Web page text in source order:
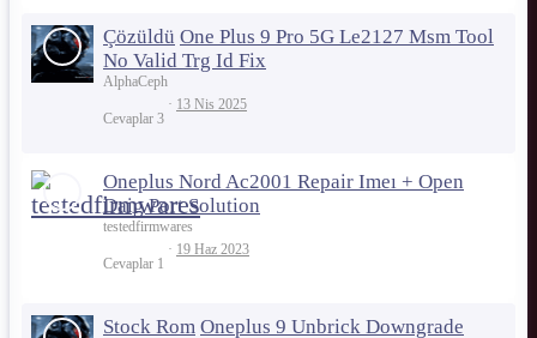
Çözüldü One Plus 9 Pro 5G Le2127 Msm Tool
No Valid Trg Id Fix
AlphaCeph
Cevaplar 3
13 Nis 2025
Oneplus Nord Ac2001 Repair Imeı + Open
Daig Port Solution
testedfirmwares
Cevaplar 1
19 Haz 2023
Stock Rom Oneplus 9 Unbrick Downgrade